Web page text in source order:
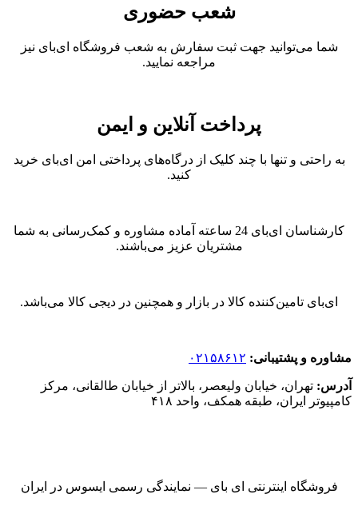
شعب حضوری
شما می‌توانید جهت ثبت سفارش به شعب فروشگاه ای‌بای نیز
مراجعه نمایید.
پرداخت آنلاین و ایمن
به راحتی و تنها با چند کلیک از درگاه‌های پرداختی امن ای‌بای خرید
کنید.
کارشناسان ای‌بای 24 ساعته آماده مشاوره و کمک‌رسانی به شما
مشتریان عزیز می‌باشند.
ای‌بای تامین‌کننده کالا در بازار و همچنین در دیجی کالا می‌باشد.
مشاوره و پشتیبانی: ۰۲۱۵۸۶۱۲
آدرس: تهران، خیابان ولیعصر، بالاتر از خیابان طالقانی، مرکز
کامپیوتر ایران، طبقه همکف، واحد ۴۱۸
فروشگاه اینترنتی ای‌ بای — نمایندگی رسمی ایسوس در ایران